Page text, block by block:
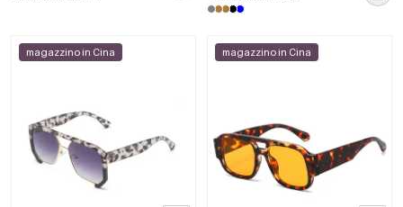
magazzino in Cina magazzino in Cina